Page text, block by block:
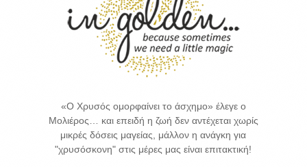
«Ο Χρυσός ομορφαίνει το άσχημο» έλεγε ο
Μολιέρος… και επειδή η ζωή δεν αντέχεται χωρίς
μικρές δόσεις μαγείας, μάλλον η ανάγκη για
"χρυσόσκονη" στις μέρες μας είναι επιτακτική!